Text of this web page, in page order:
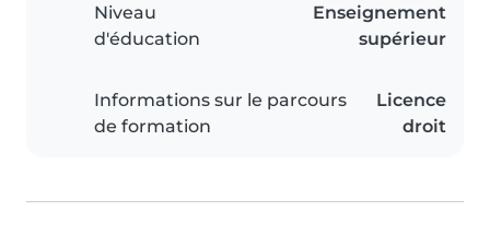
Niveau
d'éducation
Enseignement
supérieur
Informations sur le parcours
de formation
Licence
droit